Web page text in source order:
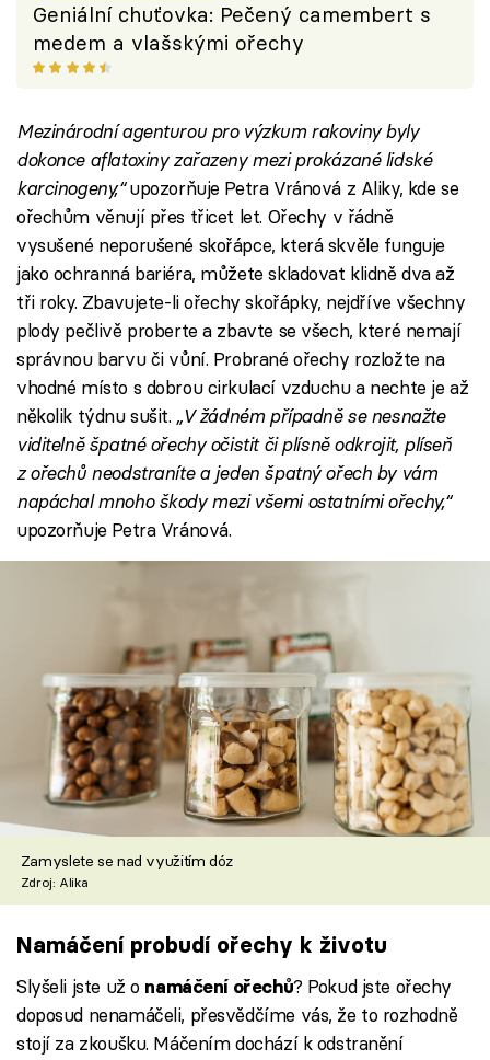
Geniální chuťovka: Pečený camembert s
medem a vlašskými ořechy
Mezinárodní agenturou pro výzkum rakoviny byly
dokonce aflatoxiny zařazeny mezi prokázané lidské
karcinogeny,“upozorňuje Petra Vránová z Aliky, kde se
ořechům věnují přes třicet let. Ořechy v řádně
vysušené neporušené skořápce, která skvěle funguje
jako ochranná bariéra, můžete skladovat klidně dva až
tři roky. Zbavujete-li ořechy skořápky, nejdříve všechny
plody pečlivě proberte a zbavte se všech, které nemají
správnou barvu či vůní. Probrané ořechy rozložte na
vhodné místo s dobrou cirkulací vzduchu a nechte je až
několik týdnu sušit. „V žádném případně se nesnažte
viditelně špatné ořechy očistit či plísně odkrojit, plíseň
z ořechů neodstraníte a jeden špatný ořech by vám
napáchal mnoho škody mezi všemi ostatními ořechy,“
upozorňuje Petra Vránová.
Zamyslete se nad využitím dóz
Zdroj: Alika
Namáčení probudí ořechy k životu
Slyšeli jste už o namáčení ořechů? Pokud jste ořechy
doposud nenamáčeli, přesvědčíme vás, že to rozhodně
stojí za zkoušku. Máčením dochází k odstranění